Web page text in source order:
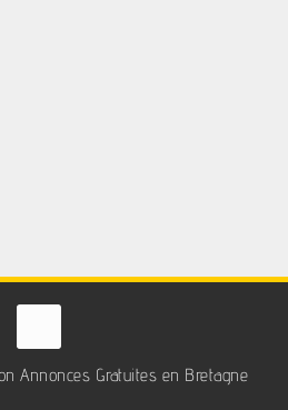
Annonces Gratuites en Bretagne